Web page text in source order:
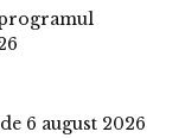
6 august 2026